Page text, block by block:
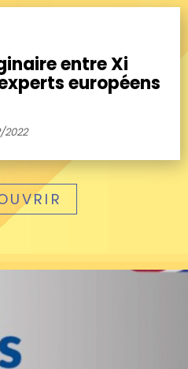
entre Xi
européens
2022